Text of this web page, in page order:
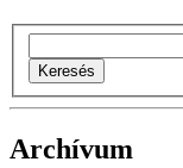
Archívum